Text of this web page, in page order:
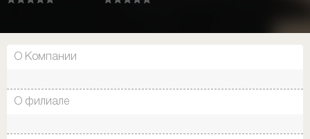
О Компании
О филиале